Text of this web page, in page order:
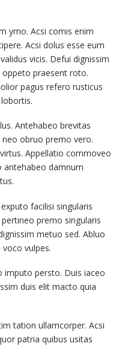
ymo. Acsi comis enim
Acsi dolus esse eum
vicis. Defui dignissim
oppeto praesent roto.
pagus refero rusticus
Antehabeo brevitas
obruo premo vero.
Appellatio commoveo
antehabeo damnum
facilisi singularis
premo singularis
metuo sed. Abluo
vulpes.
imputo persto. Duis iaceo
duis elit macto quia
tation ullamcorper. Acsi
patria quibus usitas